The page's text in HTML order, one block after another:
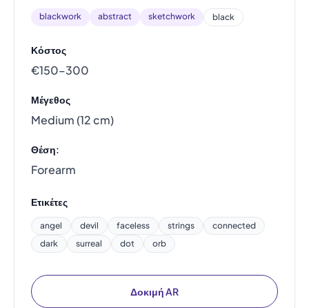
blackwork abstract sketchwork black
Κόστος
€150–300
Μέγεθος
Medium (12 cm)
Θέση:
Forearm
Ετικέτες
angel devil faceless strings
connected
dark
surreal dot orb
Δοκιμή AR